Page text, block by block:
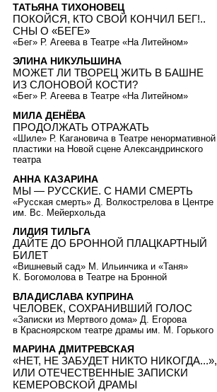
ТАТЬЯНА ТИХОНОВЕЦ
ПОКОЙСЯ, КТО СВОЙ КОНЧИЛ БЕГ!..
СНЫ О «БЕГЕ»
«Бег» Р. Агеева в Театре «На Литейном»
ЭЛИНА НИКУЛЬШИНА
МОЖЕТ ЛИ ТВОРЕЦ ЖИТЬ В БАШНЕ
ИЗ СЛОНОВОЙ КОСТИ?
«Бег» Р. Агеева в Театре «На Литейном»
МИЛА ДЕНЁВА
ПРОДОЛЖАТЬ ОТРАЖАТЬ
«Шиле» Р. Кагановича в Театре ненормативной
пластики на Новой сцене Александринского
театра
АННА КАЗАРИНА
МЫ — РУССКИЕ. С НАМИ СМЕРТЬ
«Русская смерть» Д. Волкострелова в Центре
им. Вс. Мейерхольда
ЛИДИЯ ТИЛЬГА
ДАЙТЕ ДО БРОННОЙ ПЛАЦКАРТНЫЙ
БИЛЕТ
«Вишневый сад» М. Ильинчика и «Таня»
К. Богомолова в Театре на Бронной
ВЛАДИСЛАВА КУПРИНА
ЧЕЛОВЕК, СОХРАНИВШИЙ ГОЛОС
«Записки из Мертвого дома» Д. Егорова
в Красноярском театре драмы им. М. Горького
МАРИНА ДМИТРЕВСКАЯ
«НЕТ, НЕ ЗАБУДЕТ НИКТО НИКОГДА...»,
ИЛИ ОТЕЧЕСТВЕННЫЕ ЗАПИСКИ
КЕМЕРОВСКОЙ ДРАМЫ